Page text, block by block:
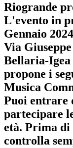
Riogrande
L'evento in
Gennaio 2024
Via
Bellaria-
propone i
Musica
Puoi entrare
partecipare
età. Prima di
controlla